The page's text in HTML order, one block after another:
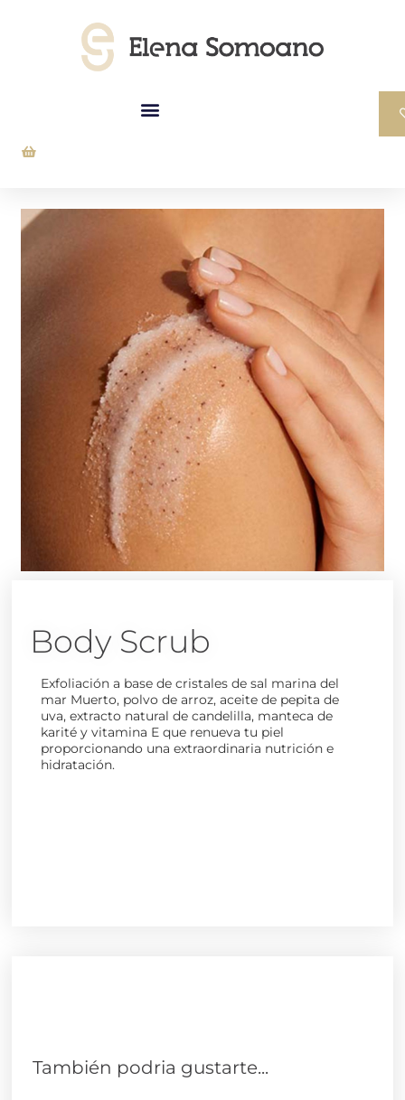
Body Scrub
Exfoliación a base de cristales de sal marina del
mar Muerto, polvo de arroz, aceite de pepita de
uva, extracto natural de candelilla, manteca de
karité y vitamina E que renueva tu piel
proporcionando una extraordinaria nutrición e
hidratación.
También podria gustarte...